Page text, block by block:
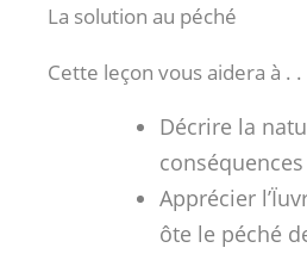
La solution au péché
Cette leçon vous aidera à . .
Décrire la
Apprécier
ôte le péché